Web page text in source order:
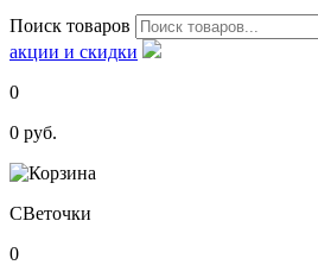
Поиск товаров
акции и скидки
0
0 руб.
СВеточки
0